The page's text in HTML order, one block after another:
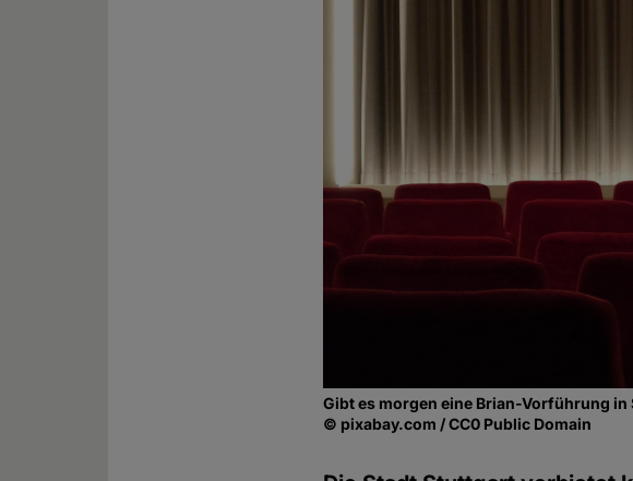
Gibt es morgen eine Brian-Vorführung
© pixabay.com / CC0 Public Domain